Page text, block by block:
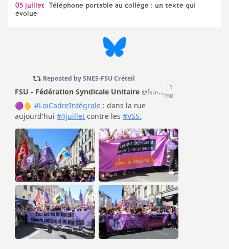
05 juillet Téléphone portable au collège : un texte qui
évolue